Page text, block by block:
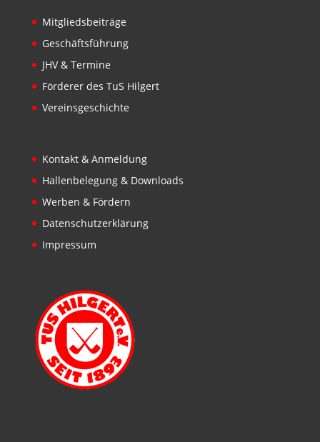
Mitgliedsbeiträge
Geschäftsführung
JHV & Termine
Förderer des TuS Hilgert
Vereinsgeschichte
Kontakt & Anmeldung
Hallenbelegung & Downloads
Werben & Fördern
Datenschutzerklärung
Impressum